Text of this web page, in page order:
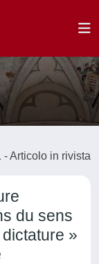
- Articolo in rivista
du sens
»